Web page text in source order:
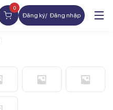
0
Đăng ký Đăng nhập